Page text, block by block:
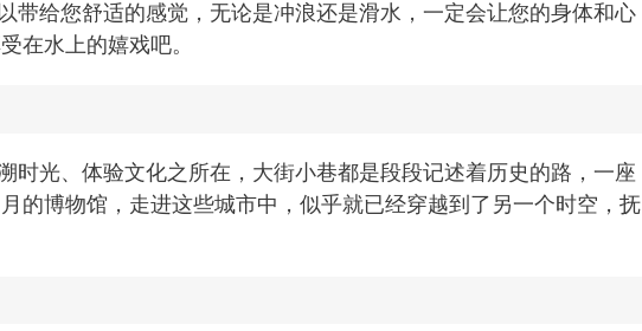
带给您舒适的感觉，无论是冲浪还是滑水，一定会让您的身体和心
在水上的嬉戏吧。
时光、体验文化之所在，大街小巷都是段段记述着历史的路，一座
的博物馆，走进这些城市中，似乎就已经穿越到了另一个时空，抚